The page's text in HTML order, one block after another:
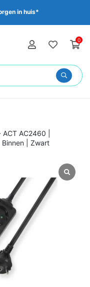
in huis*
0
ACT AC2460 |
| Zwart